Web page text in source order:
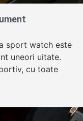
sport watch este
uneori uitate.
cu toate